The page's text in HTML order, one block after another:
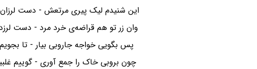
این شنیدم لیک پیری مرتعش - دست
وان زر تو هم قراضه‌ی خرد مرد - دست
پس بگویی خواجه جاروبی بیار - تا بجویم
چون بروبی خاک را جمع آوری - گوییم